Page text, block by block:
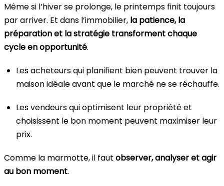
Même si l’hiver se prolonge, le printemps finit toujours
par arriver. Et dans l’immobilier, la patience, la
préparation et la stratégie transforment chaque
cycle en opportunité.
Les acheteurs qui planifient bien peuvent trouver la
maison idéale avant que le marché ne se réchauffe.
Les vendeurs qui optimisent leur propriété et
choisissent le bon moment peuvent maximiser leur
prix.
Comme la marmotte, il faut observer, analyser et agir
au bon moment.